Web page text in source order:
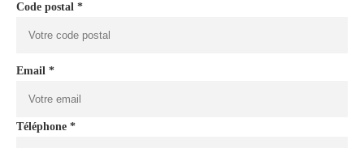
Code postal *
Email *
Téléphone *